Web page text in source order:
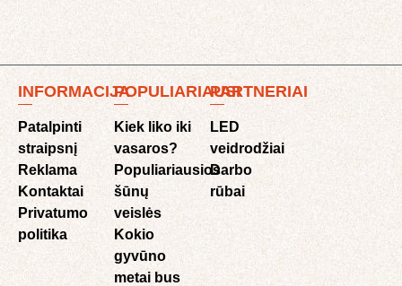
INFORMACIJA
Patalpinti
straipsnį
Reklama
Kontaktai
Privatumo
politika
POPULIARIAUSI
Kiek liko iki
vasaros?
Populiariausios
šūnų
veislės
Kokio
gyvūno
metai bus
PARTNERIAI
LED
veidrodžiai
Darbo
rūbai